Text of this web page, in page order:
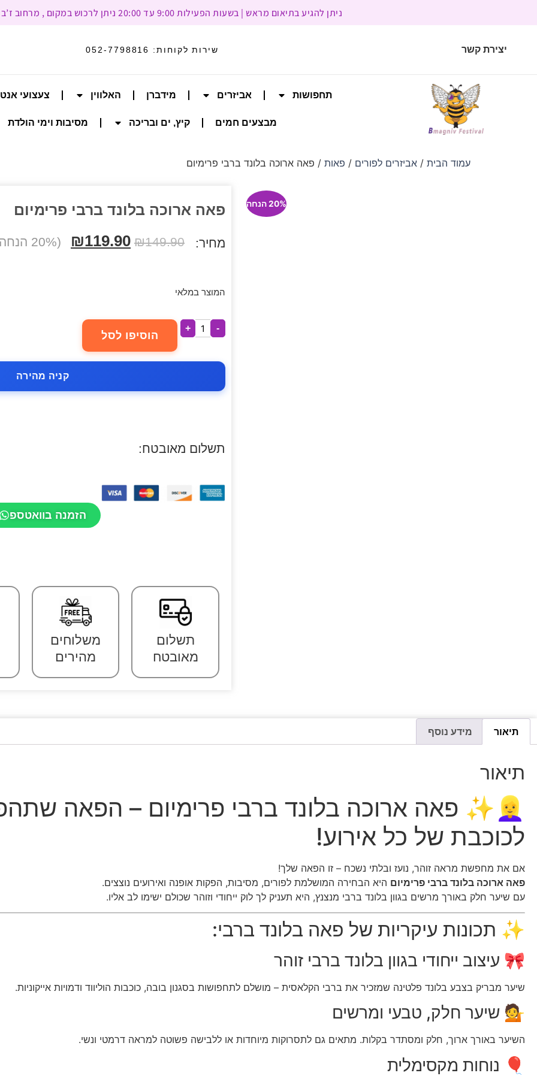
ניתן להגיע בתיאום מראש | בשעות הפעילות 9:00 עד 20:00 ניתן לרכוש במקום , מרחוב ז’בוטינסקי 93, רמת גן
יצירת קשר שירות לקוחות: 052-7798816
תחפושות אביזרים מידברן האלווין צעצועי
מבצעים חמים קיץ, ים ובריכה מסיבות וימי הולדת
עמוד הבית/ אביזרים לפורים / פאות/ פאה ארוכה בלונד ברבי פרימיום
20% הנחה פאה ארוכה בלונד ברבי פרימיום
מחיר: ₪149.90
₪119.90 (20% הנחה)
המוצר במלאי
-
+
הוסיפו לסל
קניה מהירה
תשלום מאובטח:
הזמנה בוואטספ
תשלום
מאובטח
משלוחים
מהירים
תיאור מידע נוסף
תיאור
👱‍♀️✨ פאה ארוכה בלונד ברבי פרימיום – הפאה
לכוכבת של כל אירוע!
אם את מחפשת מראה זוהר, נועז ובלתי נשכח – זו הפאה שלך!
פאה ארוכה בלונד ברבי פרימיום היא הבחירה המושלמת לפורים, מסיבות, הפקות אופנה ואירועים נוצצים.
עם שיער חלק באורך מרשים בגוון בלונד ברבי מנצנץ, היא תעניק לך לוק ייחודי וזוהר שכולם ישימו לב אליו.
✨ תכונות עיקריות של פאה בלונד ברבי:
🎀 עיצוב ייחודי בגוון בלונד ברבי זוהר
שיער מבריק בצבע בלונד פלטינה שמזכיר את ברבי הקלאסית – מושלם לתחפושות בסגנון בובה, כוכבות הוליווד ודמויות אייקוניות.
💁 שיער חלק, טבעי ומרשים
השיער באורך ארוך, חלק ומסתדר בקלות. מתאים גם לתסרוקות מיוחדות או ללבישה פשוטה למראה דרמטי ונשי.
🎈 נוחות מקסימלית